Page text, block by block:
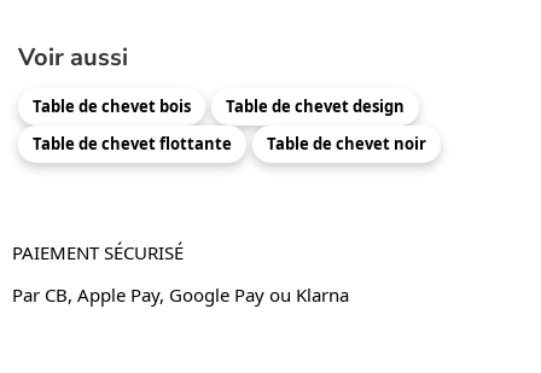
Voir aussi
Table de chevet bois
Table de chevet design
Table de chevet flottante
Table de chevet noir
PAIEMENT SÉCURISÉ
Par CB, Apple Pay, Google Pay ou Klarna